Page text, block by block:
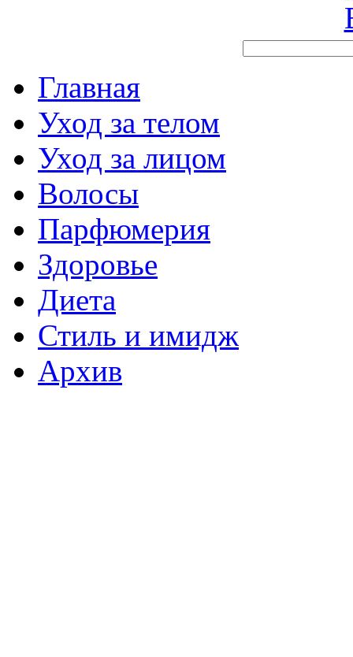
Главная
Уход за телом
Уход за лицом
Волосы
Парфюмерия
Здоровье
Диета
Стиль и имидж
Архив